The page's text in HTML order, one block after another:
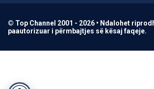
© Top Channel 2001 - 2026 • Ndalohet
paautorizuar i përmbajtjes së kësaj faqeje.